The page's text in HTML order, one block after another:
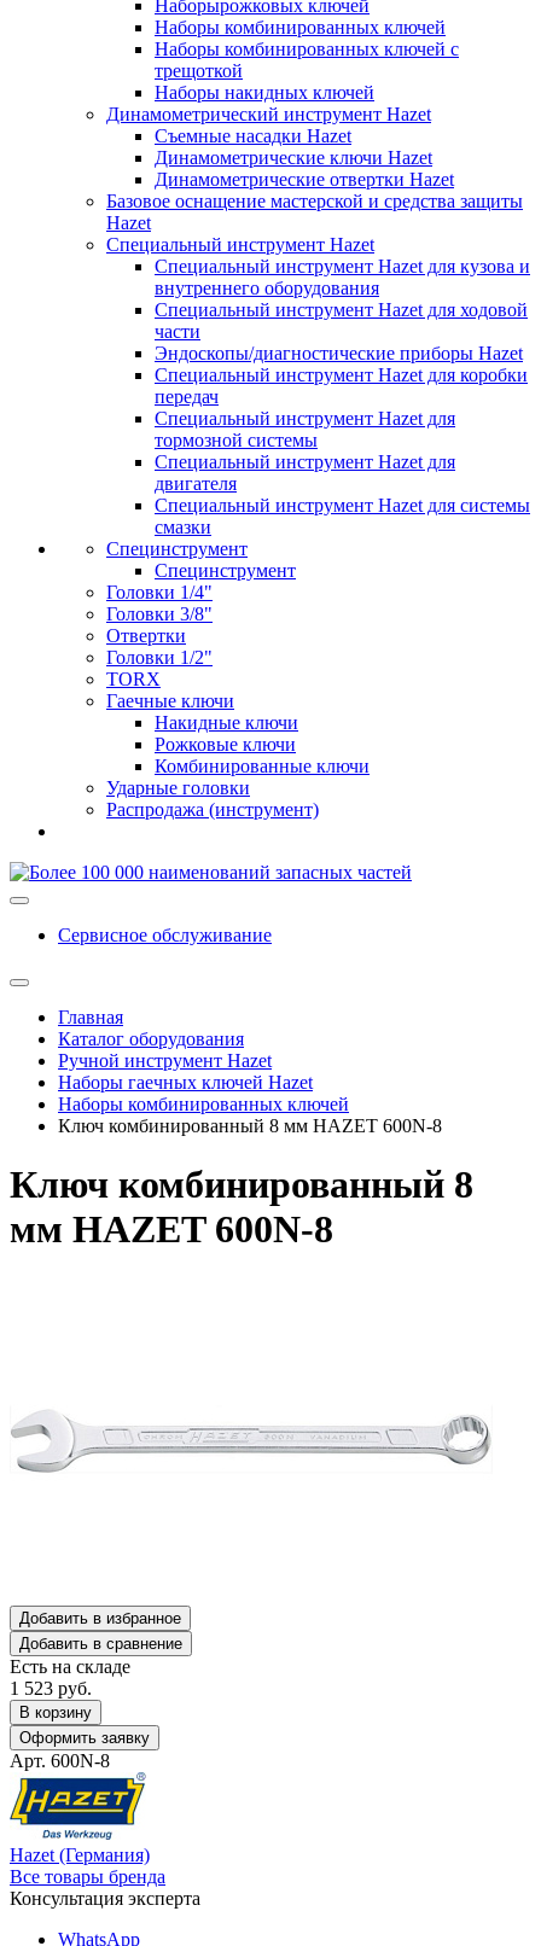
Наборырожковых ключей
Наборы комбинированных ключей
Наборы комбинированных ключей с
трещоткой
Наборы накидных ключей
Динамометрический инструмент Hazet
Съемные насадки Hazet
Динамометрические ключи Hazet
Динамометрические отвертки Hazet
Базовое оснащение мастерской и средства защиты
Hazet
Специальный инструмент Hazet
Специальный инструмент Hazet для кузова и
внутреннего оборудования
Специальный инструмент Hazet для ходовой
части
Эндоскопы/диагностические приборы Hazet
Специальный инструмент Hazet для коробки
передач
Специальный инструмент Hazet для
тормозной системы
Специальный инструмент Hazet для
двигателя
Специальный инструмент Hazet для системы
смазки
Специнструмент
Специнструмент
Головки 1/4"
Головки 3/8"
Отвертки
Головки 1/2"
TORX
Гаечные ключи
Накидные ключи
Рожковые ключи
Комбинированные ключи
Ударные головки
Распродажа (инструмент)
Сервисное обслуживание
Главная
Каталог оборудования
Ручной инструмент Hazet
Наборы гаечных ключей Hazet
Наборы комбинированных ключей
Ключ комбинированный 8 мм HAZET 600N-8
Ключ комбинированный 8
мм HAZET 600N-8
Добавить в избранное
Добавить в сравнение
Есть на складе
1 523 руб.
В корзину
Оформить заявку
Арт. 600N-8
Hazet (Германия)
Все товары бренда
Консультация эксперта
WhatsApp